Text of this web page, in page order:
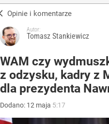
Opinie i komentarze
Autor:
Tomasz Stankiewicz
WAM czy
z odzysku, kadry z
dla prezydenta
Dodano: 12 maja 5:17